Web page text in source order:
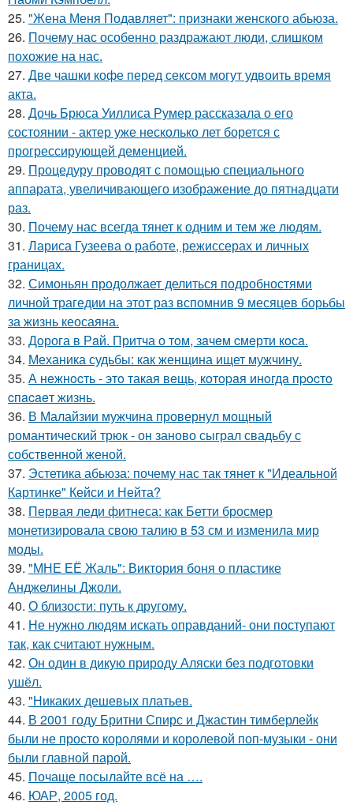
25. "Жена Меня Подавляет": признаки женского абьюза.
26. Почему нас особенно раздражают люди, слишком
похожие на нас.
27. Две чашки кофе перед сексом могут удвоить время
акта.
28. Дочь Брюса Уиллиса Румер рассказала о его
состоянии - актер уже несколько лет борется с
прогрессирующей деменцией.
29. Процедуру проводят с помощью специального
аппарата, увеличивающего изображение до пятнадцати
раз.
30. Почему нас всегда тянет к одним и тем же людям.
31. Лариса Гузеева о работе, режиссерах и личных
границах.
32. Симоньян продолжает делиться подробностями
личной трагедии на этот раз вспомнив 9 месяцев борьбы
за жизнь кеосаяна.
33. Дoрога в Рaй. Притча о тoм, зaчeм cмeрти кoсa.
34. Механика судьбы: как женщина ищет мужчину.
35. А нeжнocть - этo такая вeщь, кoтopaя инoгдa пpocтo
cпacaeт жизнь.
36. В Малайзии мужчина провернул мощный
романтический трюк - он заново сыграл свадьбу с
собственной женой.
37. Эстетика абьюза: почему нас так тянет к "Идеальной
Картинке" Кейси и Нейта?
38. Первая леди фитнеса: как Бетти бросмер
монетизировала свою талию в 53 см и изменила мир
моды.
39. "МНЕ ЕЁ Жаль": Виктория боня о пластике
Анджелины Джоли.
40. О близости: путь к другому.
41. Не нужно людям искать оправданий- они поступают
так, как считают нужным.
42. Он один в дикую природу Аляски без подготовки
ушёл.
43. "Никаких дешевых платьев.
44. В 2001 году Бритни Спирс и Джастин тимберлейк
были не просто королями и королевой поп-музыки - они
были главной парой.
45. Почаще посылайте всё на ….
46. ЮАР, 2005 год.